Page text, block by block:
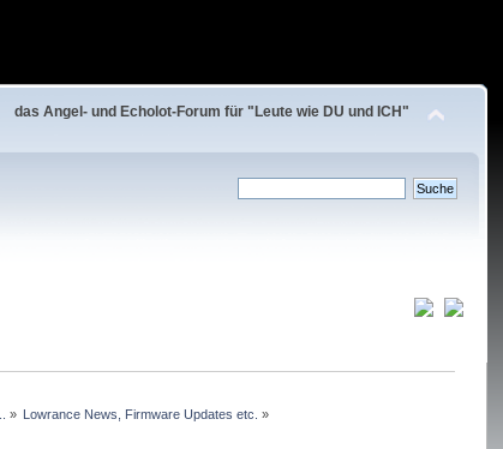
das Angel- und Echolot-Forum für "Leute wie DU und ICH"
» Lowrance News, Firmware Updates etc. »